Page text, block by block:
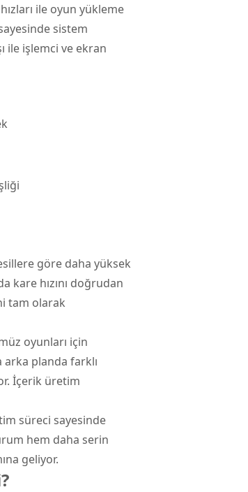
ile oyun yükleme
sistem
ile işlemci ve ekran
göre daha yüksek
kare hızını doğrudan
tam olarak
oyunları için
arka planda farklı
İçerik üretim
süreci sayesinde
hem daha serin
geliyor.